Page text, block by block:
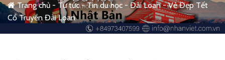
Trang chủ - Tư tức -Tin du học - Đài Loan -Vẻ Đẹp Tết
Cổ Truyền Đài Loan